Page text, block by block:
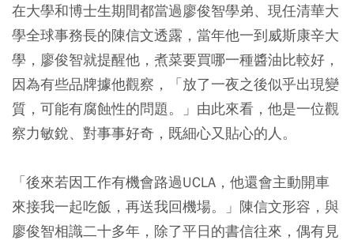
在大學和博士生期間都當過廖俊智學弟、現任清華大
學全球事務長的陳信文透露，當年他一到威斯康辛大
學，廖俊智就提醒他，煮菜要買哪一種醬油比較好，
因為有些品牌據他觀察，「放了一夜之後似乎出現變
質，可能有腐蝕性的問題。」由此來看，他是一位觀
察力敏銳、對事事好奇，既細心又貼心的人。
「後來若因工作有機會路過UCLA，他還會主動開車
來接我一起吃飯，再送我回機場。」陳信文形容，與
廖俊智相識二十多年，除了平日的書信往來，偶有見